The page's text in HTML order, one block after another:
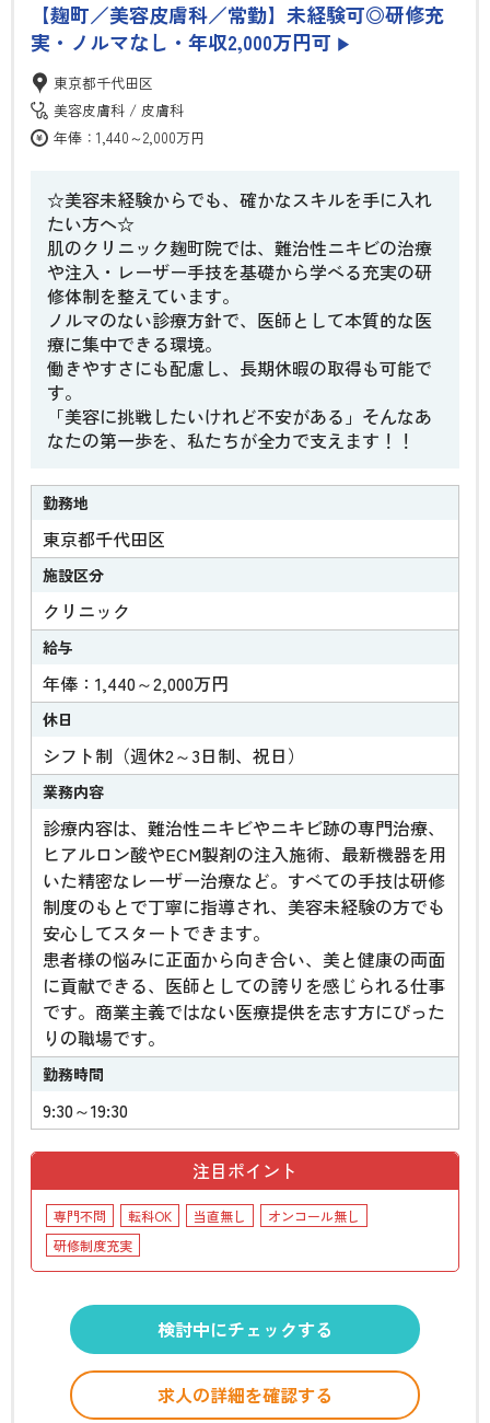
【麹町／美容皮膚科／常勤】未経験可◎研修充
実・ノルマなし・年収2,000万円可 ▶
東京都千代田区
美容皮膚科
皮膚科
年俸：1,440～2,000万円
☆美容未経験からでも、確かなスキルを手に入れ
たい方へ☆
肌のクリニック麹町院では、難治性ニキビの治療
や注入・レーザー手技を基礎から学べる充実の研
修体制を整えています。
ノルマのない診療方針で、医師として本質的な医
療に集中できる環境。
働きやすさにも配慮し、長期休暇の取得も可能で
す。
「美容に挑戦したいけれど不安がある」そんなあ
なたの第一歩を、私たちが全力で支えます！！
勤務地
東京都千代田区
施設区分
クリニック
給与
年俸：1,440～2,000万円
休日
シフト制（週休2～3日制、祝日）
業務内容
診療内容は、難治性ニキビやニキビ跡の専門治療、
ヒアルロン酸やECM製剤の注入施術、最新機器を用
いた精密なレーザー治療など。すべての手技は研修
制度のもとで丁寧に指導され、美容未経験の方でも
安心してスタートできます。
患者様の悩みに正面から向き合い、美と健康の両面
に貢献できる、医師としての誇りを感じられる仕事
です。商業主義ではない医療提供を志す方にぴった
りの職場です。
勤務時間
9:30～19:30
注目ポイント
専門不問 転科OK 当直無し
オンコール無し
研修制度充実
検討中にチェックする
求人の詳細を確認する